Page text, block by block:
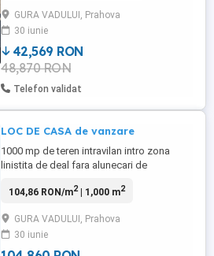
home, pilot automat, comenzi vocale,
subwoofer original, comenzi volan.
ambreiaj si distributie schimbate mai
multe detalii la telefon, necesita ...
GURA VADULUI, Prahova
30 iunie
42,569 RON
48,870 RON
Telefon validat
LOC DE CASA de vanzare
1000 mp de teren intravilan intro zona
linistita de deal fara alunecari de
zona neinundabila,cu apa si canalizare la
104,86 RON/m2| 1,000 m2
GURA VADULUI, Prahova
30 iunie